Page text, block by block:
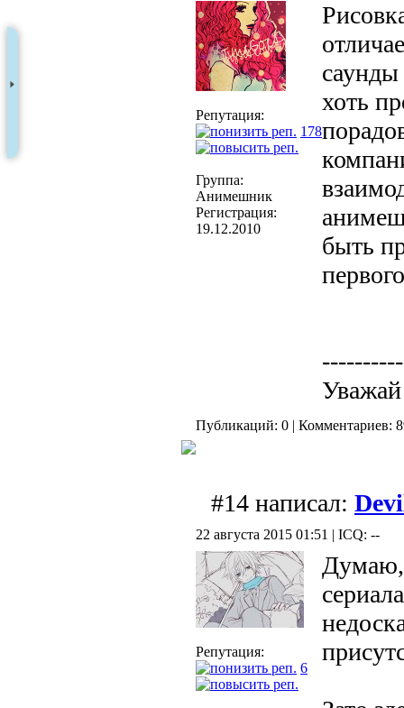
Репутация:
178
Группа:
Анимешник
Регистрация:
19.12.2010
хоть
быть
Публикаций: 0 | Комментариев:
#14 написал:
22 августа 2015 01:51 | ICQ: --
Репутация:
6
Думаю,